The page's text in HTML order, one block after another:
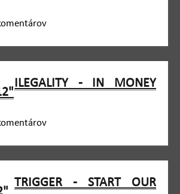
ILEGALITY - IN MONEY
TRIGGER - START OUR